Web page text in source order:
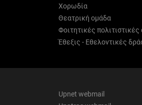
Χορωδία
Θεατρική ομάδα
Φοιτητικές
Έθεξις - Εθελοντικές
Upnet webmail